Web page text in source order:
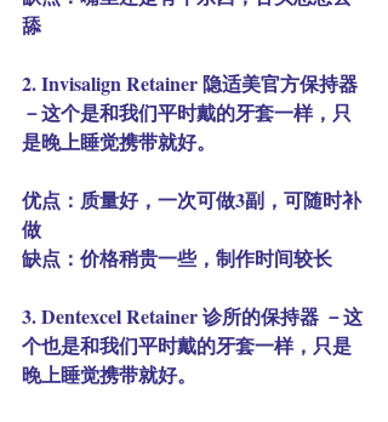
舔
2. Invisalign Retainer 隐适美官方保持器
－这个是和我们平时戴的牙套一样，只
是晚上睡觉携带就好。
优点：质量好，一次可做3副，可随时补
做
缺点：价格稍贵一些，制作时间较长
3. Dentexcel Retainer 诊所的保持器 －这
个也是和我们平时戴的牙套一样，只是
晚上睡觉携带就好。